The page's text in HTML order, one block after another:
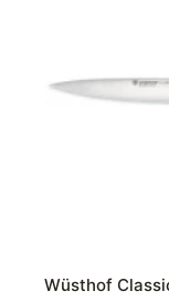
Wüsthof